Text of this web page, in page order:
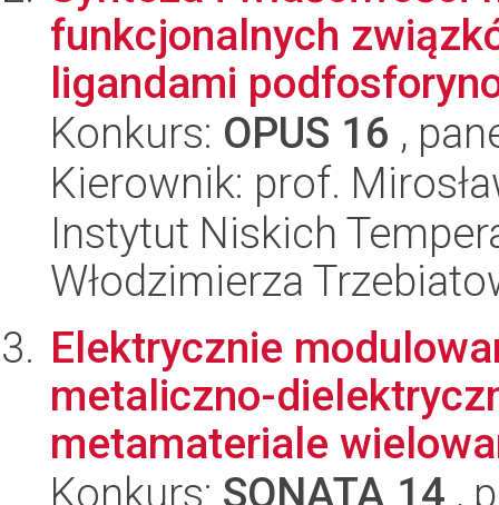
funkcjonalnych
ligandami
Konkurs: OPUS 16 ,
Kierownik: prof.
Instytut Niskich
Włodzimierza
Elektrycznie
metaliczno-
metamateriale
Konkurs: SONATA 14 ,